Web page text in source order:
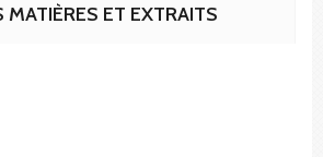
MATIÈRES ET EXTRAITS